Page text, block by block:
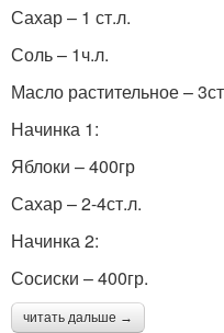
Сахар – 1 ст.л.
Соль – 1ч.л.
Масло растительное –
Начинка 1:
Яблоки – 400гр
Сахар – 2-4ст.л.
Начинка 2:
Сосиски – 400гр.
читать дальше →